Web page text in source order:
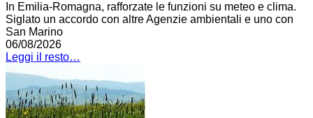
In Emilia-Romagna, rafforzate le funzioni su meteo e clima.
Siglato un accordo con altre Agenzie ambientali e uno con
San Marino
06/08/2026
Leggi il resto…